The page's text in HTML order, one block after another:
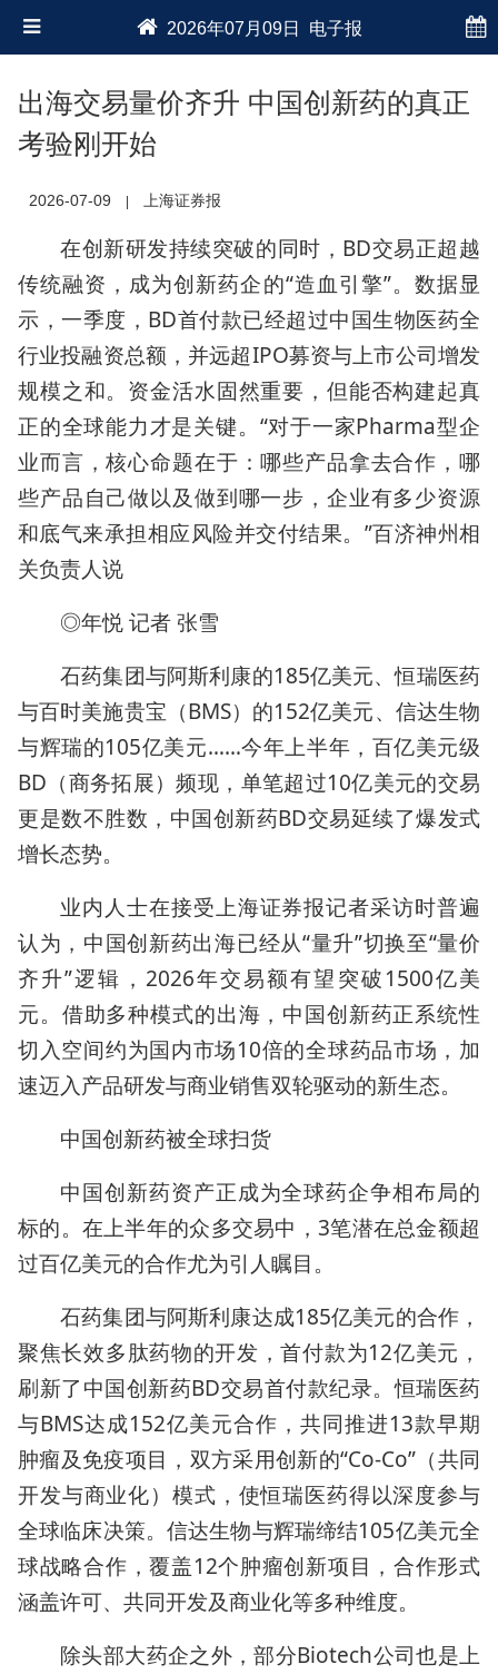
2026年07月09日 电子报
出海交易量价齐升 中国创新药的真正
考验刚开始
2026-07-09 上海证券报
在创新研发持续突破的同时，BD交易正超越
传统融资，成为创新药企的“造血引擎”。数据显
示，一季度，BD首付款已经超过中国生物医药全
行业投融资总额，并远超IPO募资与上市公司增发
规模之和。资金活水固然重要，但能否构建起真
正的全球能力才是关键。“对于一家Pharma型企
业而言，核心命题在于：哪些产品拿去合作，哪
些产品自己做以及做到哪一步，企业有多少资源
和底气来承担相应风险并交付结果。”百济神州相
关负责人说
◎年悦 记者 张雪
石药集团与阿斯利康的185亿美元、恒瑞医药
与百时美施贵宝（BMS）的152亿美元、信达生物
与辉瑞的105亿美元……今年上半年，百亿美元级
BD（商务拓展）频现，单笔超过10亿美元的交易
更是数不胜数，中国创新药BD交易延续了爆发式
增长态势。
业内人士在接受上海证券报记者采访时普遍
认为，中国创新药出海已经从“量升”切换至“量价
齐升”逻辑，2026年交易额有望突破1500亿美
元。借助多种模式的出海，中国创新药正系统性
切入空间约为国内市场10倍的全球药品市场，加
速迈入产品研发与商业销售双轮驱动的新生态。
中国创新药被全球扫货
中国创新药资产正成为全球药企争相布局的
标的。在上半年的众多交易中，3笔潜在总金额超
过百亿美元的合作尤为引人瞩目。
石药集团与阿斯利康达成185亿美元的合作，
聚焦长效多肽药物的开发，首付款为12亿美元，
刷新了中国创新药BD交易首付款纪录。恒瑞医药
与BMS达成152亿美元合作，共同推进13款早期
肿瘤及免疫项目，双方采用创新的“Co-Co”（共同
开发与商业化）模式，使恒瑞医药得以深度参与
全球临床决策。信达生物与辉瑞缔结105亿美元全
球战略合作，覆盖12个肿瘤创新项目，合作形式
涵盖许可、共同开发及商业化等多种维度。
除头部大药企之外，部分Biotech公司也是上